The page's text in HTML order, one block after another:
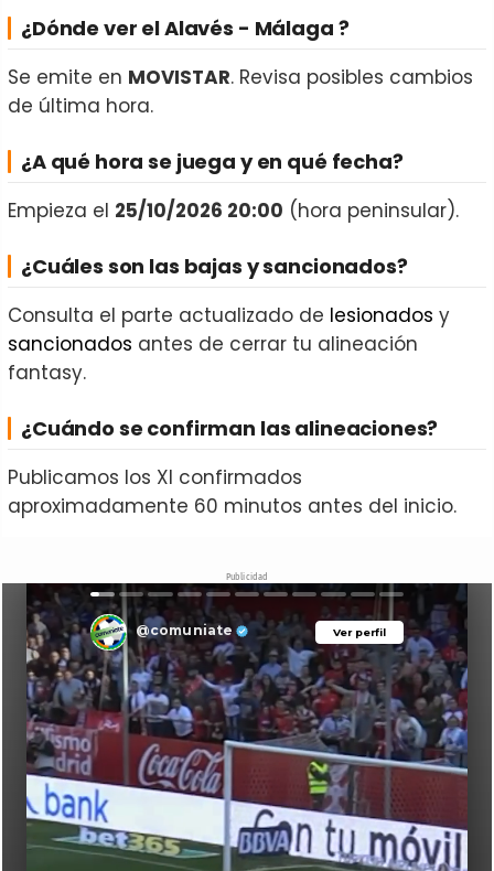
¿Dónde ver el Alavés - Málaga ?
Se emite en MOVISTAR. Revisa posibles cambios
de última hora.
¿A qué hora se juega y en qué fecha?
Empieza el 25/10/2026 20:00 (hora peninsular).
¿Cuáles son las bajas y sancionados?
Consulta el parte actualizado de lesionados y
sancionados antes de cerrar tu alineación
fantasy.
¿Cuándo se confirman las alineaciones?
Publicamos los XI confirmados
aproximadamente 60 minutos antes del inicio.
Publicidad
Ver perfil
@comuniate Ver perfil